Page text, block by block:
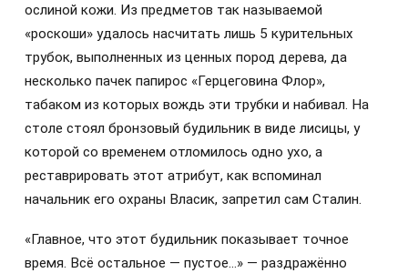
ослиной кожи. Из предметов так называемой
«роскоши» удалось насчитать лишь 5 курительных
трубок, выполненных из ценных пород дерева, да
несколько пачек папирос «Герцеговина Флор»,
табаком из которых вождь эти трубки и набивал. На
столе стоял бронзовый будильник в виде лисицы, у
которой со временем отломилось одно ухо, а
реставрировать этот атрибут, как вспоминал
начальник его охраны Власик, запретил сам Сталин.
«Главное, что этот будильник показывает точное
время. Всё остальное — пустое…» — раздражённо